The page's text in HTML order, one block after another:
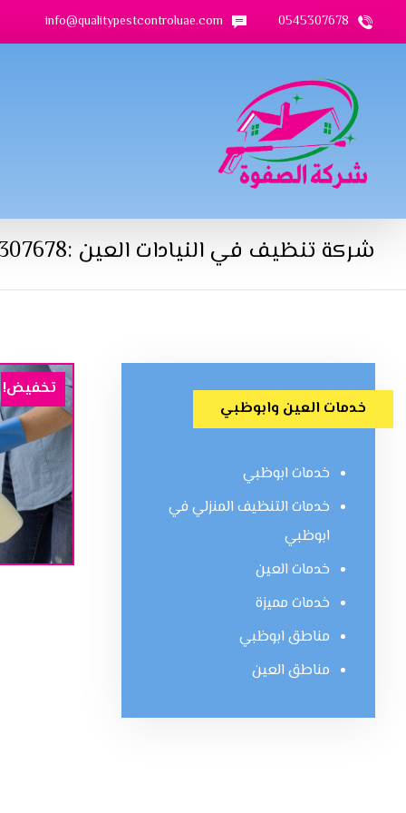
0545307678
info@qualitypestcontroluae.com
شركة تنظيف في النيادات العين :0545307678
تخفيض!
خدمات العين وابوظبي
خدمات ابوظبي
خدمات التنظيف المنزلي في
ابوظبي
خدمات العين
خدمات مميزة
مناطق ابوظبي
مناطق العين